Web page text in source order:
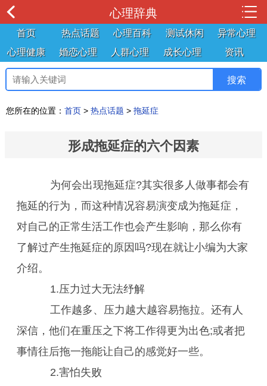
心理辞典
首页 热点话题 心理百科 测试休闲
异常心理
心理健康
婚恋心理 人群心理 成长心理 资讯
您所在的位置： 首页 > 热点话题 > 拖延症
形成拖延症的六个因素
为何会出现拖延症?其实很多人做事都会有
拖延的行为，而这种情况容易演变成为拖延症，
对自己的正常生活工作也会产生影响，那么你有
了解过产生拖延症的原因吗?现在就让小编为大家
介绍。
1.压力过大无法纾解
工作越多、压力越大越容易拖拉。还有人
深信，他们在重压之下将工作得更为出色;或者把
事情往后拖一拖能让自己的感觉好一些。
2.害怕失败